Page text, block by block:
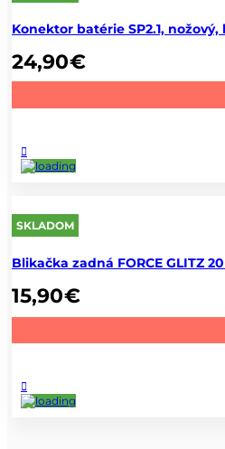
Konektor batérie SP2.1,
24,90€
SKLADOM
Blikačka zadná FORCE GLITZ
15,90€